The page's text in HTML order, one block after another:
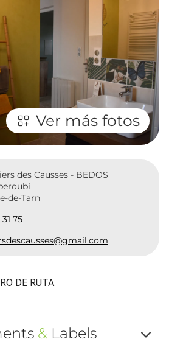
Ver más fotos
des Causses - BEDOS
de-Tarn
75
DE RUTA
&Labels